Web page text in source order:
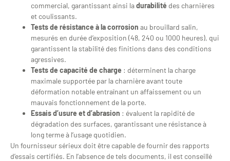
commercial, garantissant ainsi ladurabilité des charnières
et coulissants.
Tests de résistance à la corrosion au brouillard salin,
mesurés en durée d’exposition (48, 240 ou 1000 heures), qui
garantissent la stabilité des finitions dans des conditions
agressives.
Tests de capacité de charge : déterminent la charge
maximale supportée par la charnière avant toute
déformation notable entraînant un affaissement ou un
mauvais fonctionnement de la porte.
Essais d’usure et d’abrasion : évaluent la rapidité de
dégradation des surfaces, garantissant une résistance à
long terme à l’usage quotidien.
Un fournisseur sérieux doit être capable de fournir des rapports
d’essais certifiés. En l’absence de tels documents, il est conseillé